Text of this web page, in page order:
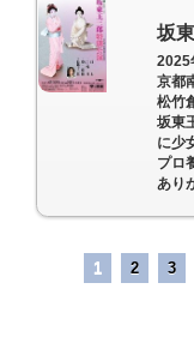
坂
2025
京都
松竹
坂東
に少
プロ
あり
1 2 3